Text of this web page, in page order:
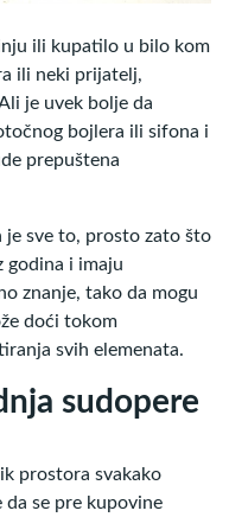
ili kupatilo u bilo kom
ili neki prijatelj,
je uvek bolje da
bojlera ili sifona i
prepuštena
je sve to, prosto zato što
godina i imaju
znanje, tako da mogu
doći tokom
svih elemenata.
sudopere
prostora svakako
se pre kupovine